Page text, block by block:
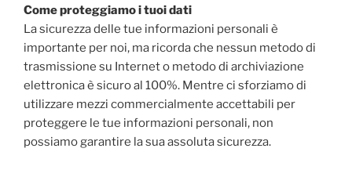
Come proteggiamo i tuoi dati
La sicurezza delle tue informazioni personali è
importante per noi, ma ricorda che nessun metodo di
trasmissione su Internet o metodo di archiviazione
elettronica è sicuro al 100%. Mentre ci sforziamo di
utilizzare mezzi commercialmente accettabili per
proteggere le tue informazioni personali, non
possiamo garantire la sua assoluta sicurezza.